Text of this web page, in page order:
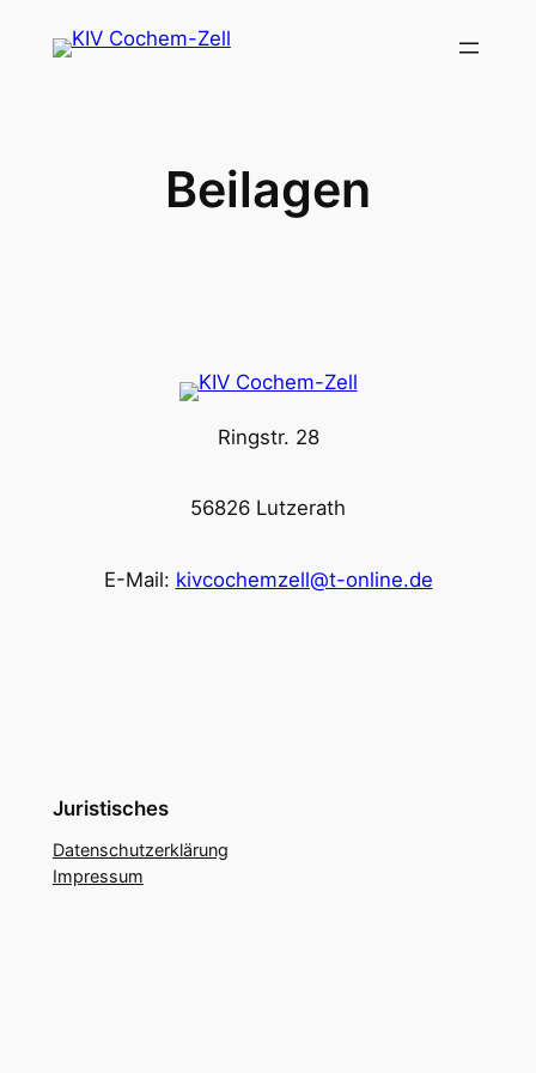
Inhalt
Beilagen
Ringstr. 28
56826 Lutzerath
E-Mail: kivcochemzell@t-online.de
Juristisches
Datenschutzerklärung
Impressum